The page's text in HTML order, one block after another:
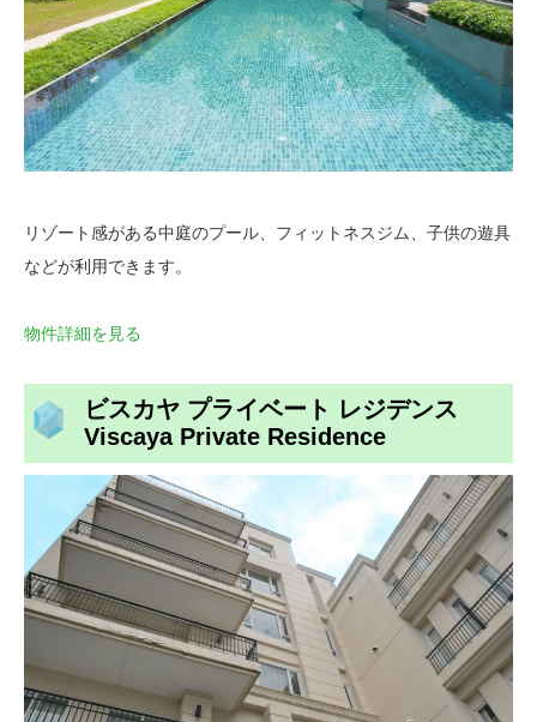
リゾート感がある中庭のプール、フィットネスジム、子供の遊具
などが利用できます。
物件詳細を見る
ビスカヤ プライベート レジデンス
Viscaya Private Residence